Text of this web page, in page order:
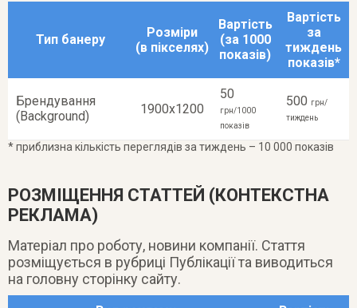
Тип банеру
Розміри
(в пікселях)
Вартість
(за 1000
показів)
Вартість
за
тиждень
показів*
Брендування
(Background)
1900х1200
50
грн/1000
показів
500 грн/
тиждень
* приблизна кількість переглядів за тиждень – 10 000 показів
РОЗМІЩЕННЯ СТАТТЕЙ (КОНТЕКСТНА
РЕКЛАМА)
Матеріал про роботу, новини компанії. Стаття
розміщується в рубриці Публікації та виводиться
на головну сторінку сайту.